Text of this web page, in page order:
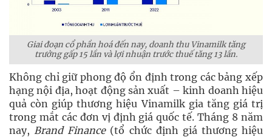
Giai đoạn cổ phần hoá đến nay, doanh thu Vinamilk tăng
trưởng gấp 15 lần và lợi nhuận trước thuế tăng 13 lần.
Không chỉ giữ phong độ ổn định trong các bảng xếp
hạng nội địa, hoạt động sản xuất – kinh doanh hiệu
quả còn giúp thương hiệu Vinamilk gia tăng giá trị
trong mắt các đơn vị định giá quốc tế. Tháng 8 năm
nay,Brand Finance(tổ chức định giá thương hiệu